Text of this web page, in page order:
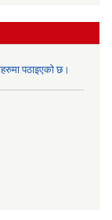
पठाइएको छ​।